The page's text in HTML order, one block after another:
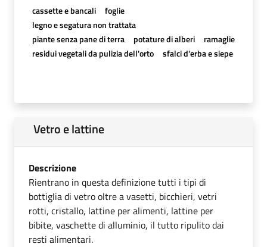
cassette e bancali
foglie
legno e segatura non trattata
piante senza pane di terra
potature di alberi
ramaglie
residui vegetali da pulizia dell'orto
sfalci d'erba e siepe
Vetro e lattine
Descrizione
Rientrano in questa definizione tutti i tipi di
bottiglia di vetro oltre a vasetti, bicchieri, vetri
rotti, cristallo, lattine per alimenti, lattine per
bibite, vaschette di alluminio, il tutto ripulito dai
resti alimentari.